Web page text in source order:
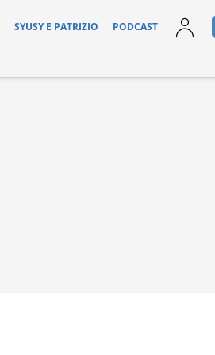
SYUSY E PATRIZIO PODCAST